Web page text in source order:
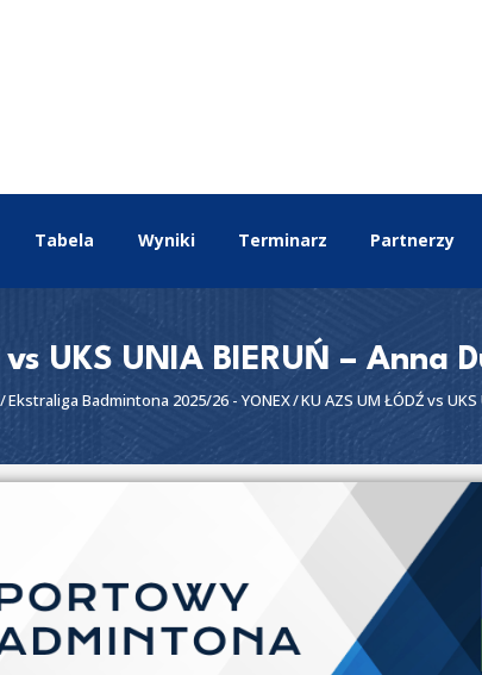
Tabela Wyniki Terminarz Partnerzy
UKS UNIA BIERUŃ – Anna
Ekstraliga Badmintona 2025/26 - YONEX KU AZS UM ŁÓDŹ vs
II liga